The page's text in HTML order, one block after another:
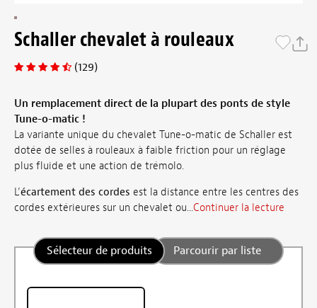
Schaller chevalet à rouleaux
(129)
Un remplacement direct de la plupart des ponts de style
Tune-o-matic !
La variante unique du chevalet Tune-o-matic de Schaller est
dotée de selles à rouleaux à faible friction pour un réglage
plus fluide et une action de trémolo.
L’écartement des cordes est la distance entre les centres des
cordes extérieures sur un chevalet ou...Continuer la lecture
Sélecteur de produits Parcourir par liste